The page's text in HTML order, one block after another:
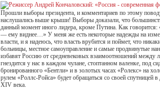
Прошли выборы президента, и комментариев по этому
наслушались выше крыши! Выборы доказали, что
данный момент иного лидера, кроме Путина. Как говорится:
— ему виднее…» У меня же есть некоторые надежды на
власти, и я надеюсь, что власть врубится и поймет, что
больницы, местное самоуправление и самые продвинутые
избавят Россию от средневековых взаимоотношений между
гнездится у нас в каждом чулане, стоптанном валенке, под
бронированного «Бентли» и в золотых часах «Ролекс» на
рулем «Роллс-Ройса» будет обращаться со своей спутницей
XIV века.